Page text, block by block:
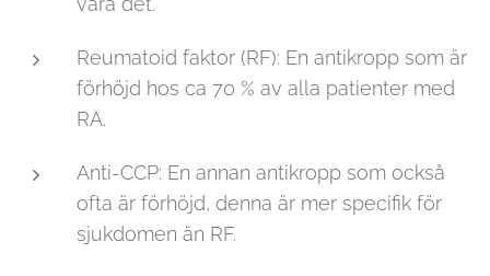
Reumatoid faktor (RF): En antikropp som är
förhöjd hos ca 70 % av alla patienter med
RA.
Anti-CCP: En annan antikropp som också
ofta är förhöjd, denna är mer specifik för
sjukdomen än RF.